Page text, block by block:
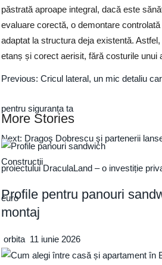
păstrată aproape integral, dacă este
evaluare corectă, o demontare
adaptat la structura deja existentă.
etanș și corect aerisit, fără costurile unui
Previous:Cricul lateral, un mic detaliu
pentru siguranța ta
Next: Dragoş Dobrescu şi partenerii
proiectului DraculaLand – o investiție
euro
More Stories
Constructii
Profile pentru panouri
montaj
orbita 11 iunie 2026